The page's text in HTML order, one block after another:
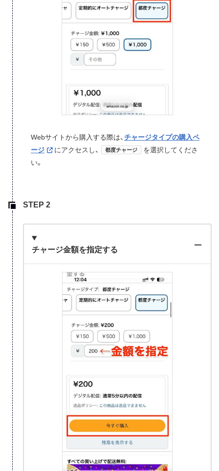
Webサイトから購入する際は、チャージタイプの購入ペ
ージ
にアクセスし、 都度チャージ
を選択してくださ
い。
チャージ金額を指定する